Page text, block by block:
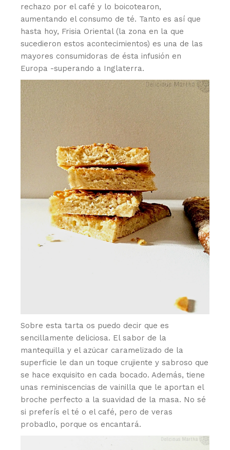
rechazo por el café y lo boicotearon,
aumentando el consumo de té. Tanto es así que
hasta hoy, Frisia Oriental (la zona en la que
sucedieron estos acontecimientos) es una de las
mayores consumidoras de ésta infusión en
Europa -superando a Inglaterra.
Sobre esta tarta os puedo decir que es
sencillamente deliciosa. El sabor de la
mantequilla y el azúcar caramelizado de la
superficie le dan un toque crujiente y sabroso que
se hace exquisito en cada bocado. Además, tiene
unas reminiscencias de vainilla que le aportan el
broche perfecto a la suavidad de la masa. No sé
si preferís el té o el café, pero de veras
probadlo, porque os encantará.